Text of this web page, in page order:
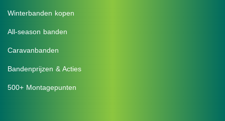
Winterbanden kopen
All-season banden
Caravanbanden
Bandenprijzen & Acties
500+ Montagepunten